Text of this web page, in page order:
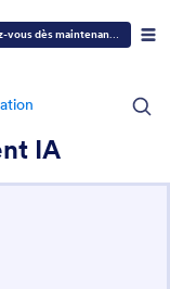
Lancez-vous dès maintenant— C'est
IA